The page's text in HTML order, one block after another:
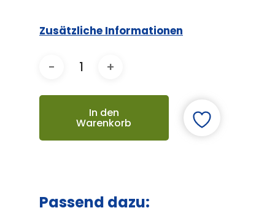
Zusätzliche Informationen
In den
Warenkorb
Passend dazu: